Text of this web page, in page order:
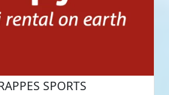
SPORTS